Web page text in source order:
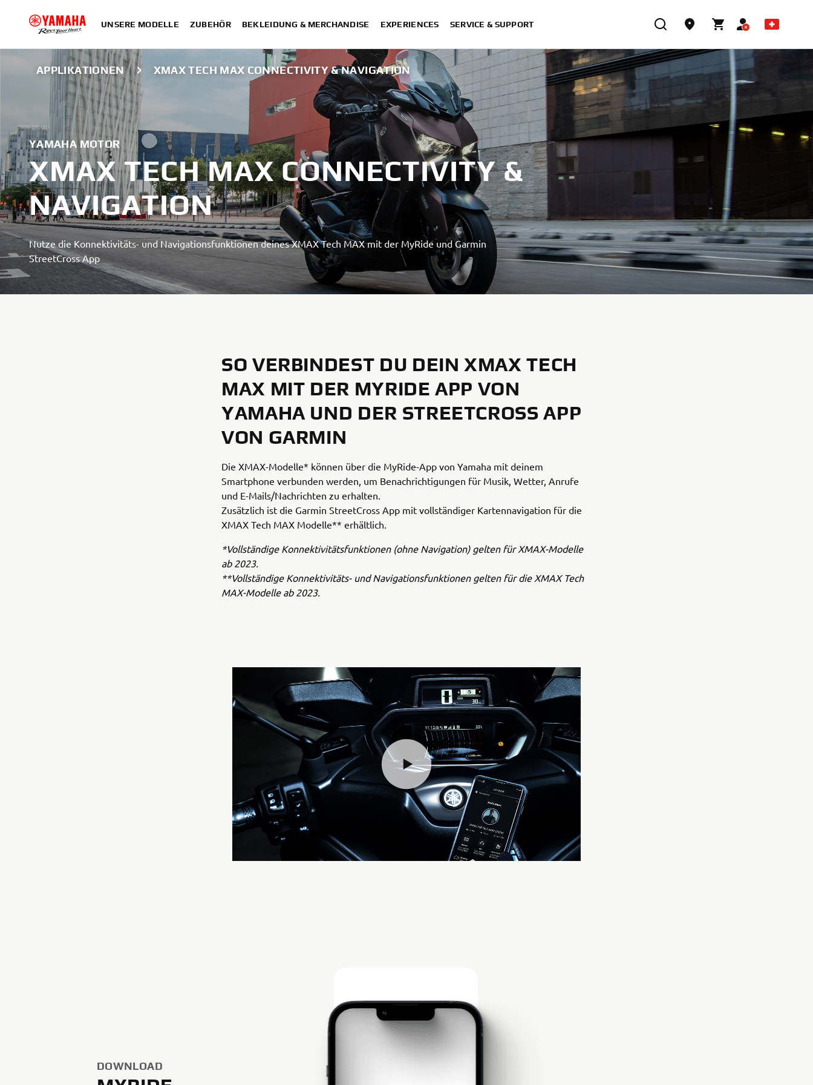
UNSERE MODELLE ZUBEHÖR BEKLEIDUNG & MERCHANDISE EXPERIENCES SERVICE & SUPPORT
APPLIKATIONEN XMAX TECH MAX CONNECTIVITY & NAVIGATION
YAMAHA MOTOR
XMAX TECH MAX CONNECTIVITY &
NAVIGATION
Nutze die Konnektivitäts- und Navigationsfunktionen deines XMAX Tech MAX mit der MyRide und Garmin
StreetCross App
SO VERBINDEST DU DEIN XMAX TECH
MAX MIT DER MYRIDE APP VON
YAMAHA UND DER STREETCROSS APP
VON GARMIN
Die XMAX-Modelle* können über die MyRide-App von Yamaha mit deinem
Smartphone verbunden werden, um Benachrichtigungen für Musik, Wetter, Anrufe
und E-Mails/Nachrichten zu erhalten.
Zusätzlich ist die Garmin StreetCross App mit vollständiger Kartennavigation für die
XMAX Tech MAX Modelle** erhältlich.
*Vollständige Konnektivitätsfunktionen (ohne Navigation) gelten für XMAX-Modelle
ab 2023.
**Vollständige Konnektivitäts- und Navigationsfunktionen gelten für die XMAX Tech
MAX-Modelle ab 2023.
DOWNLOAD